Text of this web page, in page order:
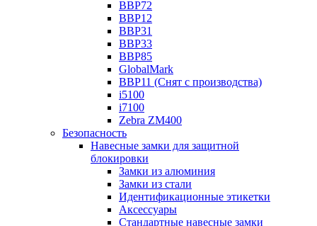
BBP72
BBP12
BBP31
BBP33
BBP85
GlobalMark
BBP11 (Снят с производства)
i5100
i7100
Zebra ZM400
Безопасность
Навесные замки для защитной
блокировки
Замки из алюминия
Замки из стали
Идентификационные этикетки
Аксессуары
Стандартные навесные замки